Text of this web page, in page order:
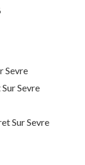
Sevre
Sevre
Sur Sevre